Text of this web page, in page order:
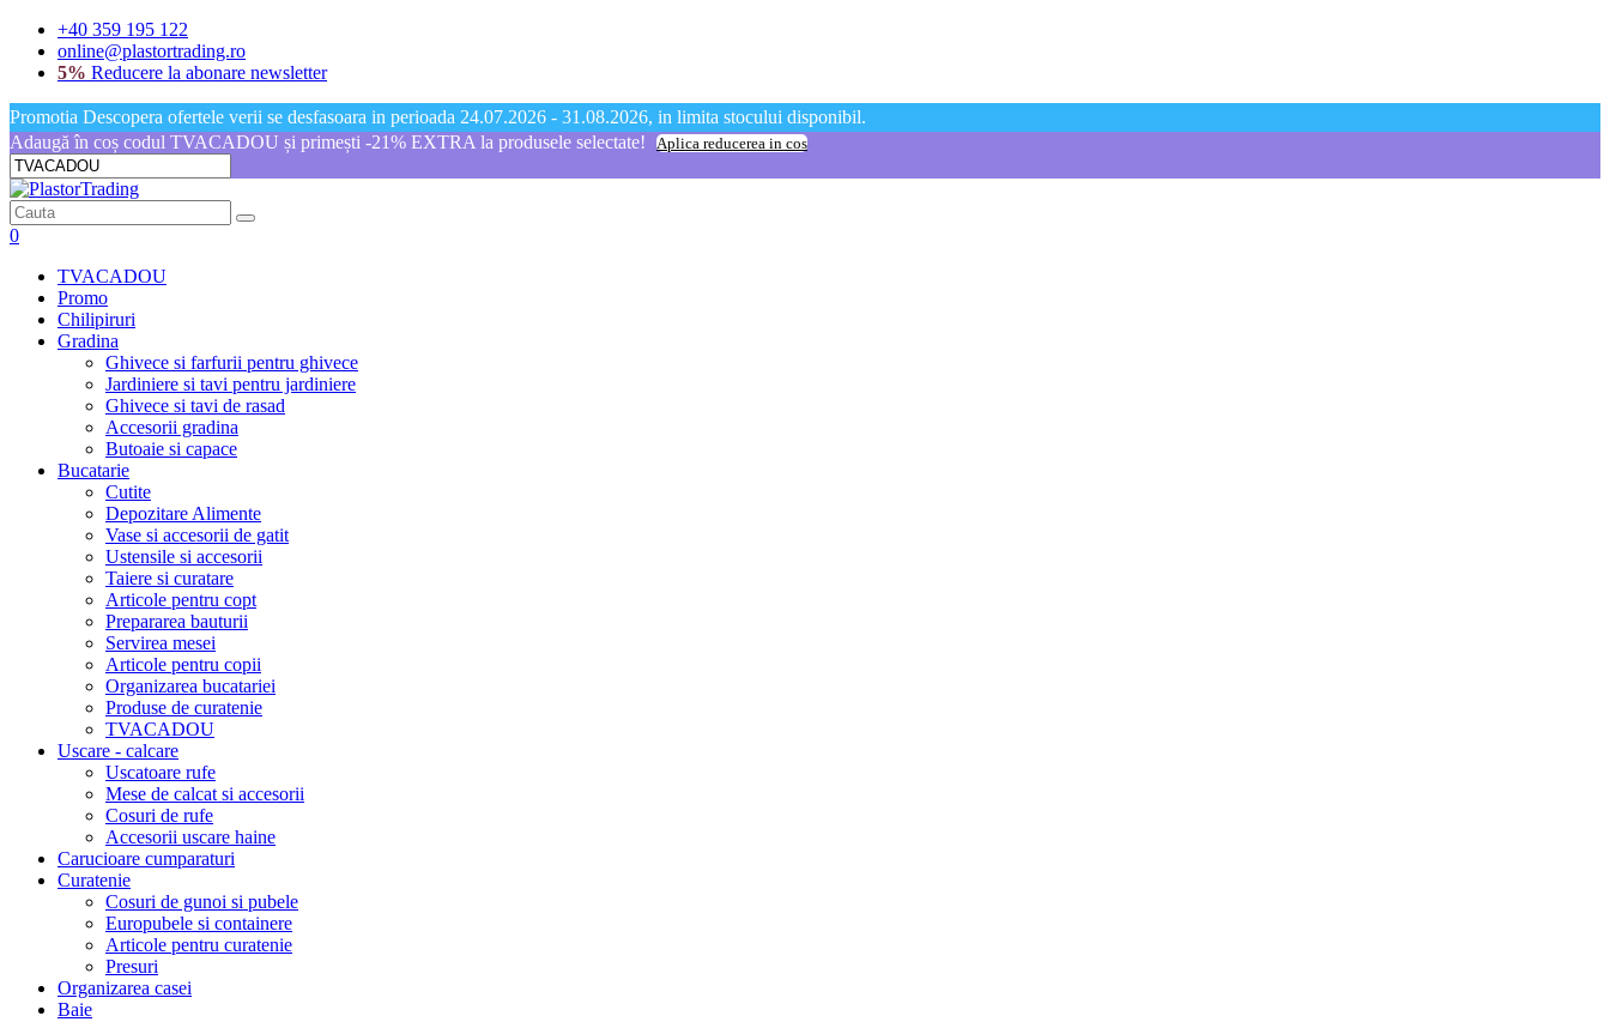
+40 359 195 122
online@plastortrading.ro
5% Reducere la abonare newsletter
Promotia Descopera ofertele verii se desfasoara in perioada 24.07.2026 - 31.08.2026, in limita stocului disponibil.
Adaugă în coș codul TVACADOU și primești -21% EXTRA la produsele selectate!
Aplica reducerea in cos
0
TVACADOU
Promo
Chilipiruri
Gradina
Ghivece si farfurii pentru ghivece
Jardiniere si tavi pentru jardiniere
Ghivece si tavi de rasad
Accesorii gradina
Butoaie si capace
Bucatarie
Cutite
Depozitare Alimente
Vase si accesorii de gatit
Ustensile si accesorii
Taiere si curatare
Articole pentru copt
Prepararea bauturii
Servirea mesei
Articole pentru copii
Organizarea bucatariei
Produse de curatenie
TVACADOU
Uscare - calcare
Uscatoare rufe
Mese de calcat si accesorii
Cosuri de rufe
Accesorii uscare haine
Carucioare cumparaturi
Curatenie
Cosuri de gunoi si pubele
Europubele si containere
Articole pentru curatenie
Presuri
Organizarea casei
Baie